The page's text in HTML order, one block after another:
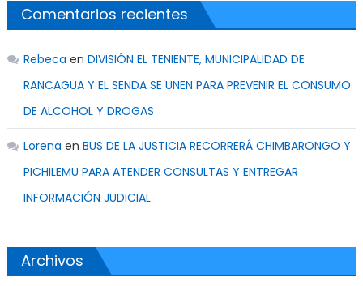
Comentarios recientes
Rebeca en DIVISIÓN EL TENIENTE, MUNICIPALIDAD DE
RANCAGUA Y EL SENDA SE UNEN PARA PREVENIR EL CONSUMO
DE ALCOHOL Y DROGAS
Lorena en BUS DE LA JUSTICIA RECORRERÁ CHIMBARONGO Y
PICHILEMU PARA ATENDER CONSULTAS Y ENTREGAR
INFORMACIÓN JUDICIAL
Archivos